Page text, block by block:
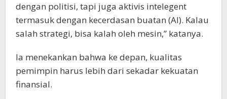
dengan politisi, tapi juga aktivis intelegent
termasuk dengan kecerdasan buatan (AI). Kalau
salah strategi, bisa kalah oleh mesin,” katanya.
Ia menekankan bahwa ke depan, kualitas
pemimpin harus lebih dari sekadar kekuatan
finansial.